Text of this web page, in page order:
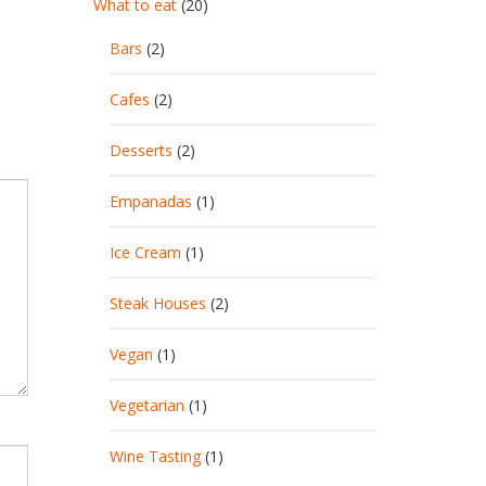
What to eat (20)
Bars (2)
Cafes (2)
Desserts (2)
Empanadas (1)
Ice Cream (1)
Steak Houses (2)
Vegan (1)
Vegetarian (1)
Wine Tasting(1)